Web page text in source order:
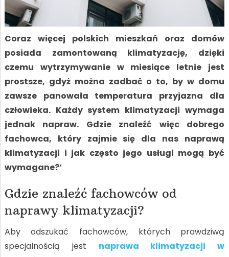
Coraz więcej polskich mieszkań oraz domów
posiada zamontowaną klimatyzację, dzięki
czemu wytrzymywanie w miesiące letnie jest
prostsze, gdyż można zadbać o to, by w domu
zawsze panowała temperatura przyjazna dla
człowieka. Każdy system klimatyzacji wymaga
jednak napraw. Gdzie znaleźć więc dobrego
fachowca, który zajmie się dla nas naprawą
klimatyzacji i jak często jego usługi mogą być
wymagane?’
Gdzie znaleźć fachowców od
naprawy klimatyzacji?
Aby odszukać fachowców, których prawdziwą
specjalnością jest naprawa klimatyzacji w